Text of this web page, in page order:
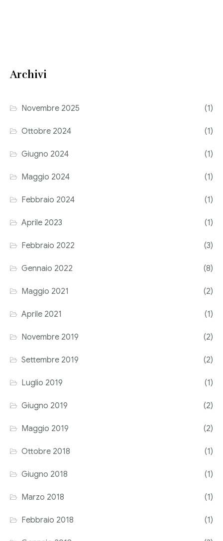
Riviste
Archivi
Novembre 2025 (1)
Ottobre 2024 (1)
Giugno 2024 (1)
Maggio 2024 (1)
Febbraio 2024 (1)
Aprile 2023 (1)
Febbraio 2022 (3)
Gennaio 2022 (8)
Maggio 2021 (2)
Aprile 2021 (1)
Novembre 2019 (2)
Settembre 2019 (2)
Luglio 2019 (1)
Giugno 2019 (2)
Maggio 2019 (2)
Ottobre 2018 (1)
Giugno 2018 (1)
Marzo 2018 (1)
Febbraio 2018 (1)